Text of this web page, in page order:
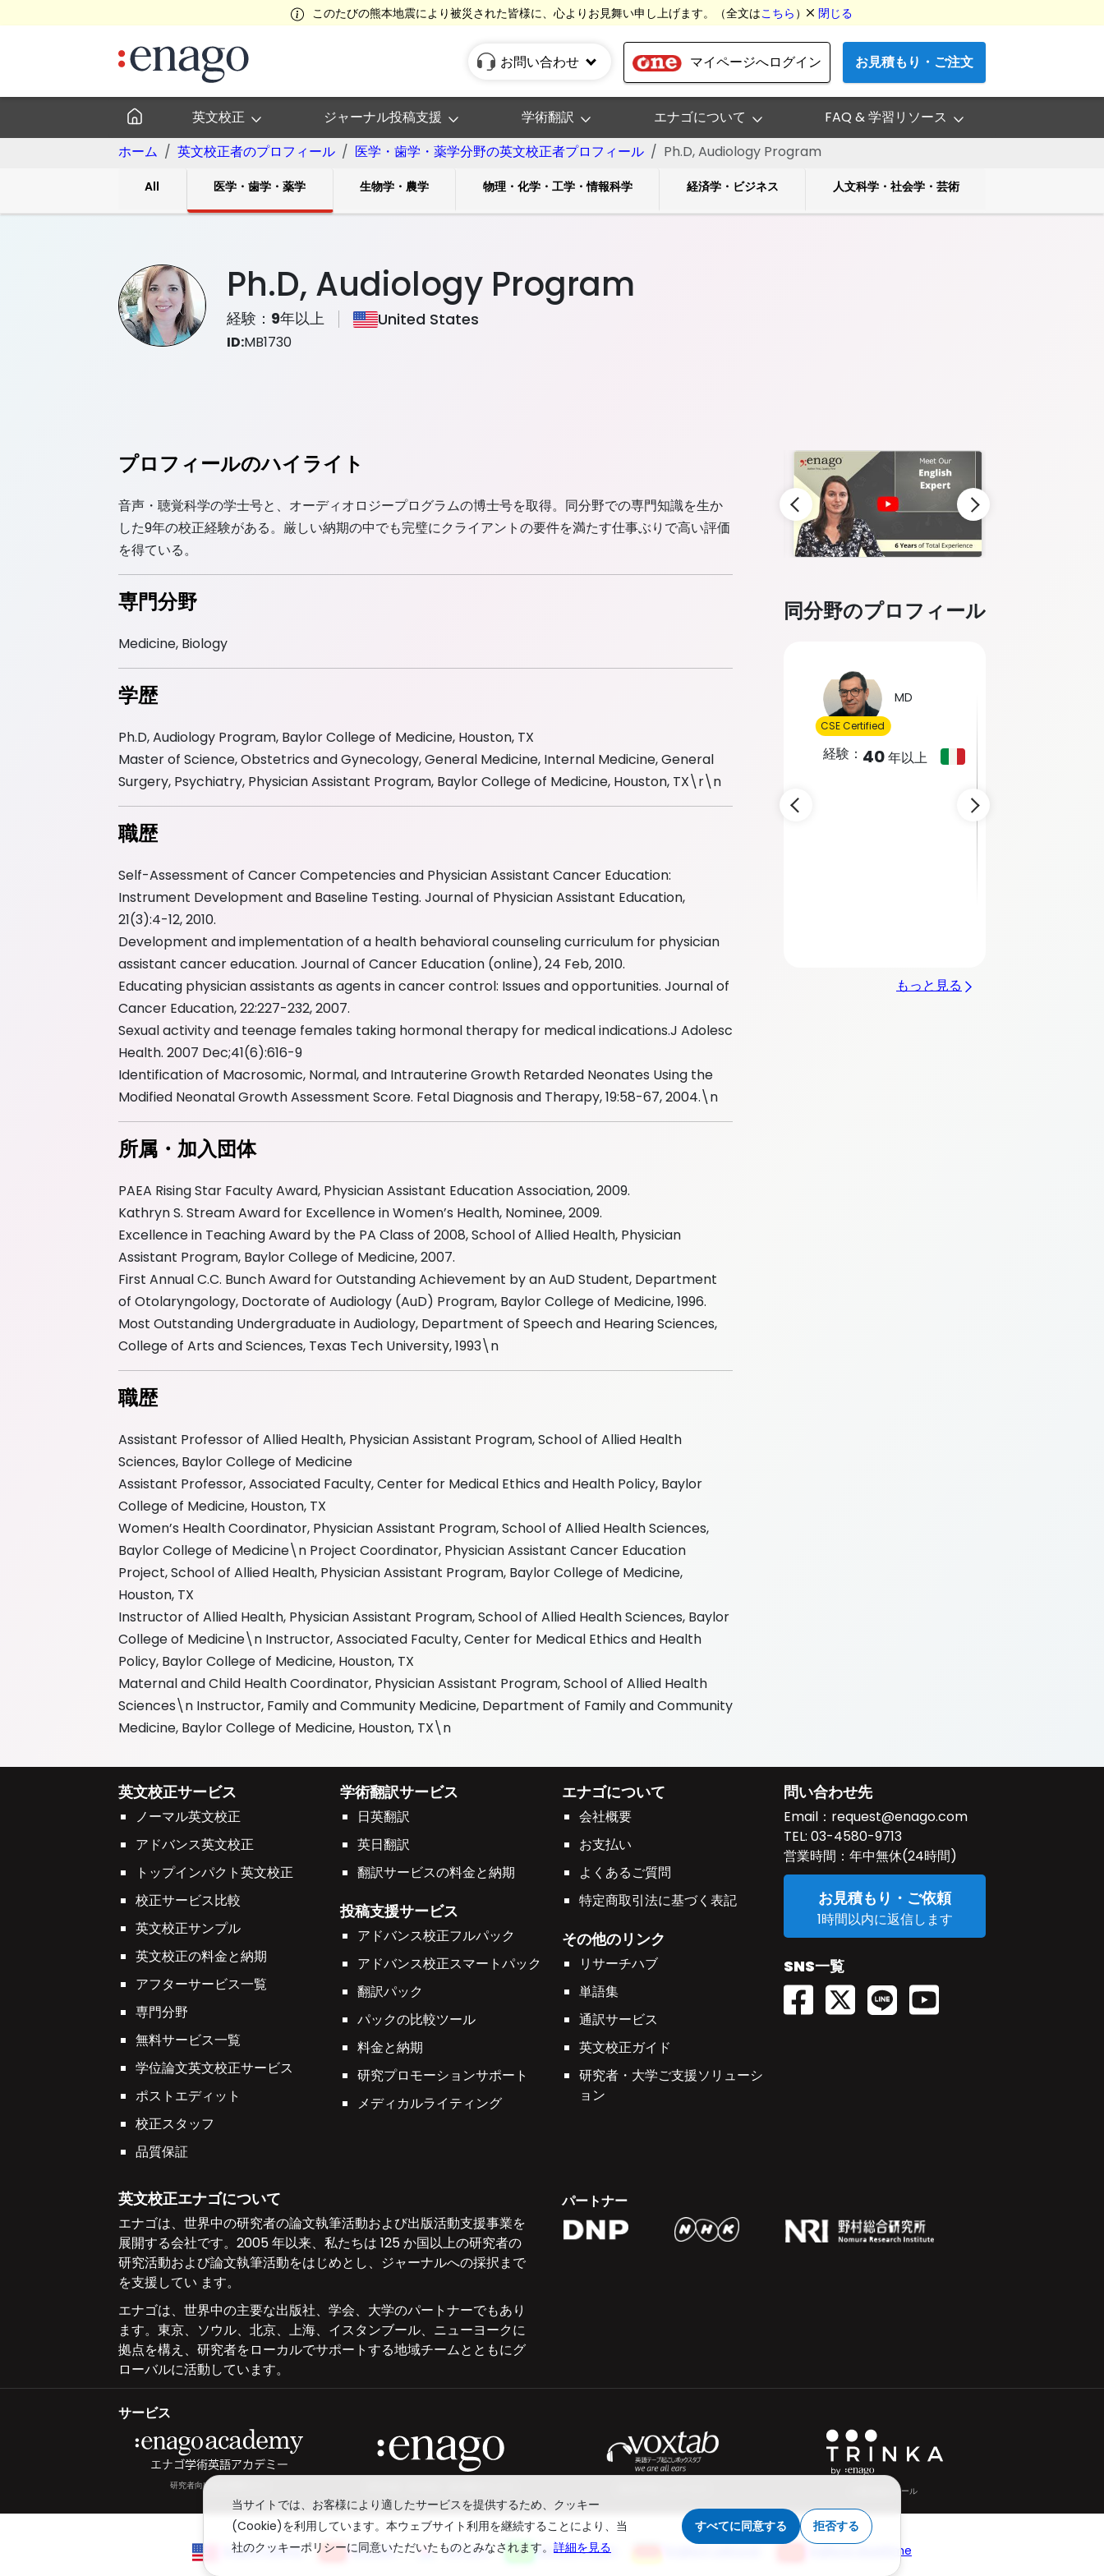
このたびの熊本地震により被災された皆様に、心よりお見舞い申し上げます。（全文はこちら ）
お見積もり・ご注文
マイページへログイン
お問い合わせ
英文校正 ジャーナル投稿支援 学術翻訳 エナゴについて
FAQ & 学習リソース
ホーム
英文校正者のプロフィール 医学・歯学・薬学分野の英文校正者プロフィール Ph.D, Audiology Program
All 医学・歯学・薬学 生物学・農学 物理・化学・工学・情報科学 経済学・ビジネス 人文科学・社会学・芸術
Ph.D, Audiology Program
経験： 9年以上 United States
ID:MB1730
プロフィールのハイライト
音声・聴覚科学の学士号と、オーディオロジープログラムの博士号を取得。同分野での専門知識を生か
した9年の校正経験がある。厳しい納期の中でも完璧にクライアントの要件を満たす仕事ぶりで高い評価
を得ている。
専門分野
Medicine, Biology
学歴
Ph.D, Audiology Program, Baylor College of Medicine, Houston, TX
Master of Science, Obstetrics and Gynecology, General Medicine, Internal Medicine, General
Surgery, Psychiatry, Physician Assistant Program, Baylor College of Medicine, Houston, TX\r\n
職歴
Self-Assessment of Cancer Competencies and Physician Assistant Cancer Education:
Instrument Development and Baseline Testing. Journal of Physician Assistant Education,
21(3):4-12, 2010.
Development and implementation of a health behavioral counseling curriculum for physician
assistant cancer education. Journal of Cancer Education (online), 24 Feb, 2010.
Educating physician assistants as agents in cancer control: Issues and opportunities. Journal of
Cancer Education, 22:227-232, 2007.
Sexual activity and teenage females taking hormonal therapy for medical indications.J Adolesc
Health. 2007 Dec;41(6):616-9
Identification of Macrosomic, Normal, and Intrauterine Growth Retarded Neonates Using the
Modified Neonatal Growth Assessment Score. Fetal Diagnosis and Therapy, 19:58-67, 2004.\n
所属・加入団体
PAEA Rising Star Faculty Award, Physician Assistant Education Association, 2009.
Kathryn S. Stream Award for Excellence in Women’s Health, Nominee, 2009.
Excellence in Teaching Award by the PA Class of 2008, School of Allied Health, Physician
Assistant Program, Baylor College of Medicine, 2007.
First Annual C.C. Bunch Award for Outstanding Achievement by an AuD Student, Department
of Otolaryngology, Doctorate of Audiology (AuD) Program, Baylor College of Medicine, 1996.
Most Outstanding Undergraduate in Audiology, Department of Speech and Hearing Sciences,
College of Arts and Sciences, Texas Tech University, 1993\n
職歴
Assistant Professor of Allied Health, Physician Assistant Program, School of Allied Health
Sciences, Baylor College of Medicine
Assistant Professor, Associated Faculty, Center for Medical Ethics and Health Policy, Baylor
College of Medicine, Houston, TX
Women’s Health Coordinator, Physician Assistant Program, School of Allied Health Sciences,
Baylor College of Medicine\n Project Coordinator, Physician Assistant Cancer Education
Project, School of Allied Health, Physician Assistant Program, Baylor College of Medicine,
Houston, TX
Instructor of Allied Health, Physician Assistant Program, School of Allied Health Sciences, Baylor
College of Medicine\n Instructor, Associated Faculty, Center for Medical Ethics and Health
Policy, Baylor College of Medicine, Houston, TX
Maternal and Child Health Coordinator, Physician Assistant Program, School of Allied Health
Sciences\n Instructor, Family and Community Medicine, Department of Family and Community
Medicine, Baylor College of Medicine, Houston, TX\n
Slide 3 of 9
同分野のプロフィール
Slide 4 of 5
in Physiology
経験：23年以上
Area Of Expertise
DENTAL RESEARCH
経験：40年以上
Area Of Expertise
MICROBIOLOGY
経験：40年以上
Area Of Expertise
NUTRITIONAL-
BASED THERAPIES
経験：40年以上
of Medicine
CSE Certified
経験： 31年以上
もっと見る
当サイトでは、お客様により適したサービスを提供するため、クッキー
(Cookie)を利用しています。本ウェブサイト利用を継続することにより、当
社のクッキーポリシーに同意いただいたものとみなされます。 詳細を見る
すべてに同意する 拒否する
英文校正サービス
ノーマル英文校正
アドバンス英文校正
トップインパクト英文校正
校正サービス比較
英文校正サンプル
英文校正の料金と納期
アフターサービス一覧
専門分野
無料サービス一覧
学位論文英文校正サービス
ポストエディット
校正スタッフ
品質保証
学術翻訳サービス
日英翻訳
英日翻訳
翻訳サービスの料金と納期
投稿支援サービス
アドバンス校正フルパック
アドバンス校正スマートパック
翻訳パック
パックの比較ツール
料金と納期
研究プロモーションサポート
メディカルライティング
エナゴについて
会社概要
お支払い
よくあるご質問
特定商取引法に基づく表記
その他のリンク
リサーチハブ
単語集
通訳サービス
英文校正ガイド
研究者・大学ご支援ソリューシ
ョン
問い合わせ先
Email： request@enago.com
TEL: 03-4580-9713
営業時間：年中無休(24時間)
お見積もり・ご依頼
1時間以内に返信します
SNS一覧
英文校正エナゴについて
エナゴは、世界中の研究者の論文執筆活動および出版活動支援事業を
展開する会社です。2005 年以来、私たちは 125 か国以上の研究者の
研究活動および論文執筆活動をはじめとし、ジャーナルへの採択まで
を支援してい ます。
エナゴは、世界中の主要な出版社、学会、大学のパートナーでもあり
ます。東京、ソウル、北京、上海、イスタンブール、ニューヨークに
拠点を構え、研究者をローカルでサポートする地域チームとともにグ
ローバルに活動しています。
パートナー
サービス
研究者向け総合情報サイト
AI英文校正ツール
English Editing 英文润色 영문교정 Revisão Inglês ingilizce düzeltme